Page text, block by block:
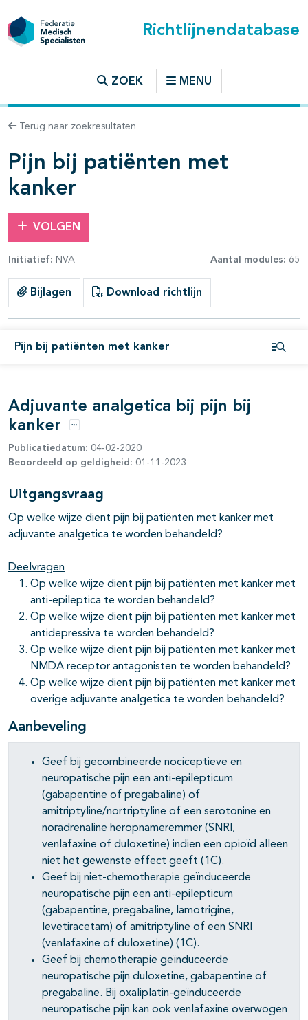
Richtlijnendatabase
ZOEK MENU
Terug naar zoekresultaten
Pijn bij patiënten met
kanker
VOLGEN
Initiatief: NVA Aantal modules: 65
Bijlagen Download richtlijn
Pijn bij patiënten met kanker
binnen deze richtlijn
open- en dichtklappen
open- en dichtklappen
open- en dichtklappen
open- en dichtklappen
open- en dichtklappen
Adjuvante analgetica bij pijn bij
kanker
Opties
Publicatiedatum: 04-02-2020
Beoordeeld op geldigheid: 01-11-2023
Uitgangsvraag
Op welke wijze dient pijn bij patiënten met kanker met
adjuvante analgetica te worden behandeld?
Deelvragen
Op welke wijze dient pijn bij patiënten met kanker met
anti-epileptica te worden behandeld?
Op welke wijze dient pijn bij patiënten met kanker met
antidepressiva te worden behandeld?
Op welke wijze dient pijn bij patiënten met kanker met
NMDA receptor antagonisten te worden behandeld?
Op welke wijze dient pijn bij patiënten met kanker met
overige adjuvante analgetica te worden behandeld?
Aanbeveling
Geef bij gecombineerde nociceptieve en
neuropatische pijn een anti-epilepticum
(gabapentine of pregabaline) of
amitriptyline/nortriptyline of een serotonine en
noradrenaline heropnameremmer (SNRI,
venlafaxine of duloxetine) indien een opioïd alleen
niet het gewenste effect geeft (1C).
Geef bij niet-chemotherapie geïnduceerde
neuropatische pijn een anti-epilepticum
(gabapentine, pregabaline, lamotrigine,
levetiracetam) of amitriptyline of een SNRI
(venlafaxine of duloxetine) (1C).
Geef bij chemotherapie geïnduceerde
neuropatische pijn duloxetine, gabapentine of
pregabaline. Bij oxaliplatin-geïnduceerde
neuropatische pijn kan ook venlafaxine overwogen